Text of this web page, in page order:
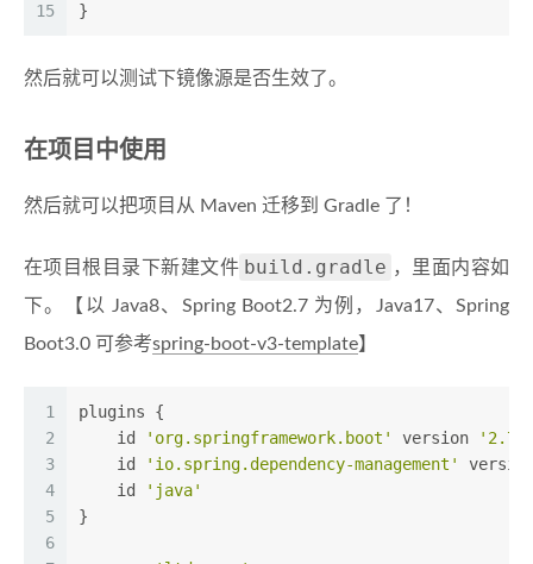
15
}
然后就可以测试下镜像源是否生效了。
在项目中使用
然后就可以把项目从 Maven 迁移到 Gradle 了！
在项目根目录下新建文件 build.gradle ，里面内容如
下。【以 Java8、Spring Boot2.7 为例，Java17、Spring
Boot3.0 可参考spring-boot-v3-template】
1
2
3
4
5
6
plugins {
    id
'org.springframework.boot' version
    id
'io.spring.dependency-management'
    id
'java'
}